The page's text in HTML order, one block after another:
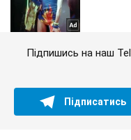
Підпишись на наш
Підписатись